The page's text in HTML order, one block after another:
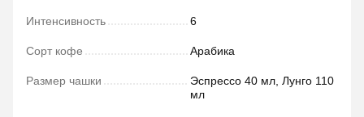
Интенсивность 6
Сорт кофе Арабика
Размер чашки
Эспрессо 40 мл, Лунго 110
мл